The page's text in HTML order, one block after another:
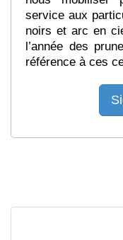
service aux
noirs et arc en
l’année des
référence à ces